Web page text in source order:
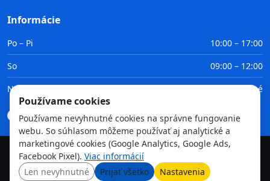
Informácie
Po – Pi
10:00 – 17:00
So
09:00 – 12:00
Ne
Zatvorené
Doprava Platba Obchodné podmienky GDPR
©2026TvojaFarba.sk • Všetky práva vyhradené
GDPR
Obchodné podmienky Doprava Platba
Používame cookies
Používame nevyhnutné cookies na správne fungovanie
webu. So súhlasom môžeme používať aj analytické a
marketingové cookies (Google Analytics, Google Ads,
Facebook Pixel). Viac informácií
Len nevyhnutné
Prijať všetko Nastavenia